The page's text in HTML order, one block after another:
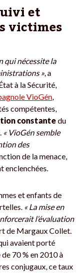
et
victimes
qui nécessite la
», a
à la Sécurité,
VioGén,
compétentes,
constante du
« VioGén semble
des
de la menace,
enclenchées.
et enfants de
« La mise en
l’évaluation
de Margaux Collet.
avaient porté
70 % en 2010 à
conjugaux, ce taux